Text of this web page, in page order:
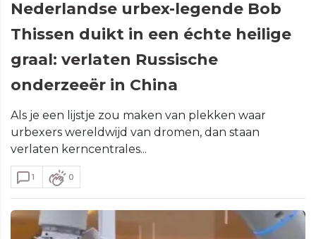
Nederlandse urbex-legende Bob
Thissen duikt in een échte heilige
graal: verlaten Russische
onderzeeër in China
Als je een lijstje zou maken van plekken waar
urbexers wereldwijd van dromen, dan staan
verlaten kerncentrales...
1 0